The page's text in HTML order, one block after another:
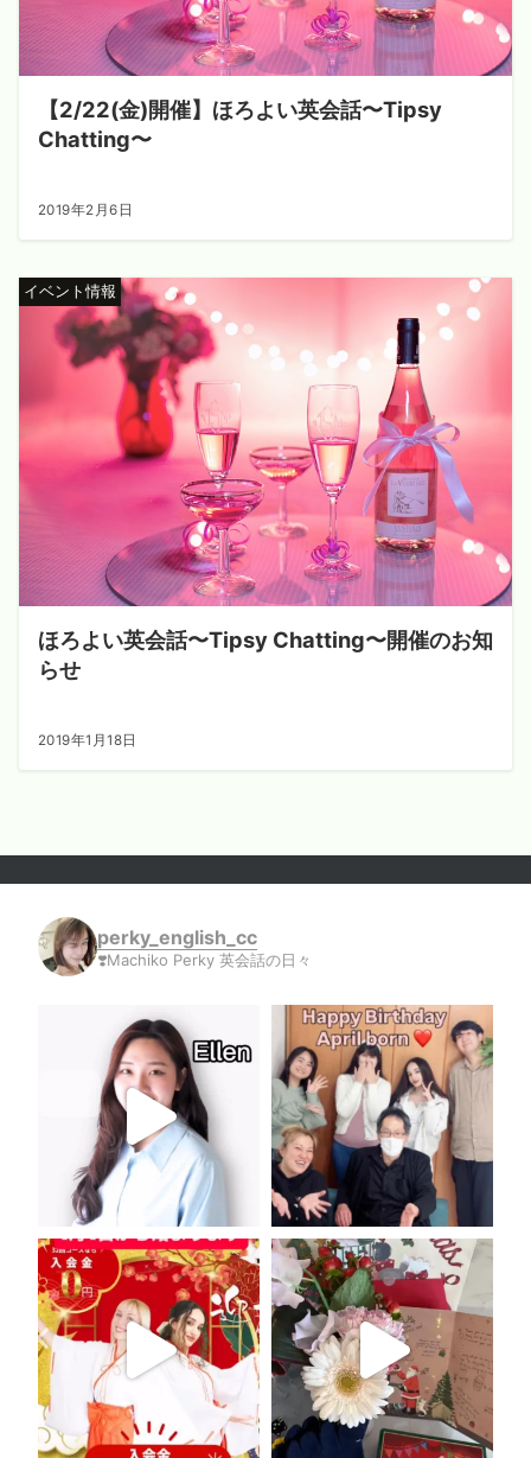
【2/22(金)開催】ほろよい英会話〜Tipsy
Chatting〜
2019年2月6日
イベント情報
ほろよい英会話〜Tipsy Chatting〜開催のお知
らせ
2019年1月18日
perky_english_cc
❣️Machiko Perky 英会話の日々